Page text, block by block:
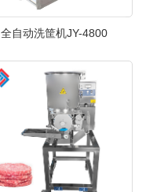
全自动洗筐机JY-4800